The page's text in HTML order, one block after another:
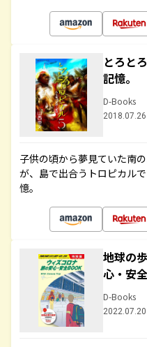
とろと
記憶。
D-Books
子供の頃から夢見ていた南
が、島で出合うトロピカル
憶。
地球の
心・安
D-Books